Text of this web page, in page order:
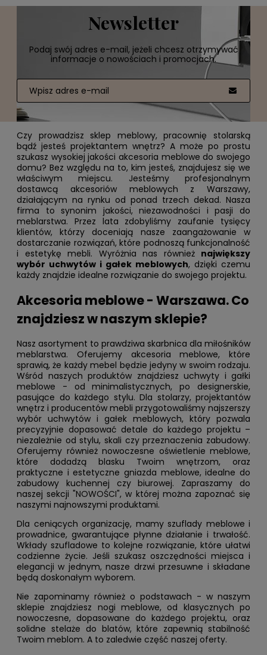
Newsletter
Podaj swój adres e-mail, jeżeli chcesz otrzymywać
informacje o nowościach i promocjach.
Czy prowadzisz sklep meblowy, pracownię stolarską
bądź jesteś projektantem wnętrz? A może po prostu
szukasz wysokiej jakości akcesoria meblowe do swojego
domu? Bez względu na to, kim jesteś, znajdujesz się we
właściwym miejscu. Jesteśmy profesjonalnym
dostawcą akcesoriów meblowych z Warszawy,
działającym na rynku od ponad trzech dekad. Nasza
firma to synonim jakości, niezawodności i pasji do
meblarstwa. Przez lata zdobyliśmy zaufanie tysięcy
klientów, którzy doceniają nasze zaangażowanie w
dostarczanie rozwiązań, które podnoszą funkcjonalność
i estetykę mebli. Wyróżnia nas również największy
wybór uchwytów i gałek meblowych, dzięki czemu
każdy znajdzie idealne rozwiązanie do swojego projektu.
Akcesoria meblowe - Warszawa. Co
znajdziesz w naszym sklepie?
Nasz asortyment to prawdziwa skarbnica dla miłośników
meblarstwa. Oferujemy akcesoria meblowe, które
sprawią, że każdy mebel będzie jedyny w swoim rodzaju.
Wśród naszych produktów znajdziesz uchwyty i gałki
meblowe - od minimalistycznych, po designerskie,
pasujące do każdego stylu. Dla stolarzy, projektantów
wnętrz i producentów mebli przygotowaliśmy najszerszy
wybór uchwytów i gałek meblowych, który pozwala
precyzyjnie dopasować detale do każdego projektu –
niezależnie od stylu, skali czy przeznaczenia zabudowy.
Oferujemy również nowoczesne oświetlenie meblowe,
które dodadzą blasku Twoim wnętrzom, oraz
praktyczne i estetyczne gniazda meblowe, idealne do
zabudowy kuchennej czy biurowej. Zapraszamy do
naszej sekcji "NOWOŚCI", w której można zapoznać się
naszymi najnowszymi produktami.
Dla ceniących organizację, mamy szuflady meblowe i
prowadnice, gwarantujące płynne działanie i trwałość.
Wkłady szufladowe to kolejne rozwiązanie, które ułatwi
codzienne życie. Jeśli szukasz oszczędności miejsca i
elegancji w jednym, nasze drzwi przesuwne i składane
będą doskonałym wyborem.
Nie zapominamy również o podstawach - w naszym
sklepie znajdziesz nogi meblowe, od klasycznych po
nowoczesne, dopasowane do każdego projektu, oraz
solidne stelaże do blatów, które zapewnią stabilność
Twoim meblom. A to zaledwie część naszej oferty.